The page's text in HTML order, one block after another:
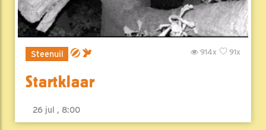
Steenuil 91x
914x
Startklaar
26 jul , 8:00